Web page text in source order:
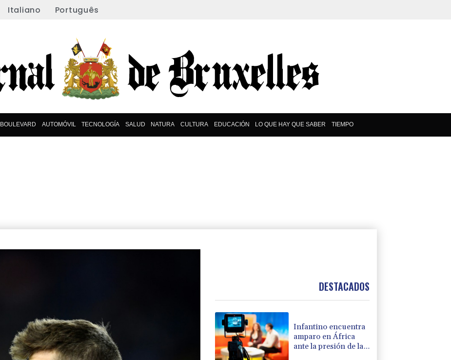
Italiano Português
BOULEVARD AUTOMÓVIL TECNOLOGÍA SALUD NATURA CULTURA EDUCACIÓN LO QUE HAY QUE SABER TIEMPO
DESTACADOS
Infantino encuentra
amparo en África
ante la presión de la